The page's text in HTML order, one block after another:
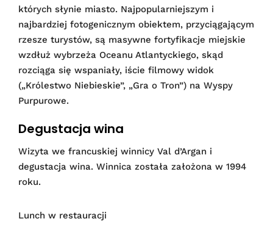
których słynie miasto. Najpopularniejszym i
najbardziej fotogenicznym obiektem, przyciągającym
rzesze turystów, są masywne fortyfikacje miejskie
wzdłuż wybrzeża Oceanu Atlantyckiego, skąd
rozciąga się wspaniały, iście filmowy widok
(„Królestwo Niebieskie”, „Gra o Tron”) na Wyspy
Purpurowe.
Degustacja wina
Wizyta we francuskiej winnicy Val d’Argan i
degustacja wina. Winnica została założona w 1994
roku.
Lunch w restauracji